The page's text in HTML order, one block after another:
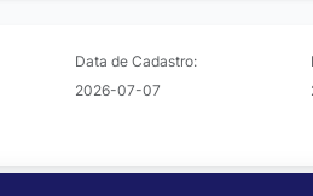
Data de Cadastro:
2026-07-07